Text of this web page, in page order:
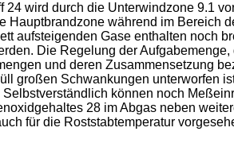
wird durch die Unterwindzone 9.1
Hauptbrandzone während im Bereich
aufsteigenden Gase enthalten noch
Die Regelung der
und deren Zusammensetzung
großen Schwankungen unterworfen
können noch
28 im Abgas neben
für die Roststabtemperatur